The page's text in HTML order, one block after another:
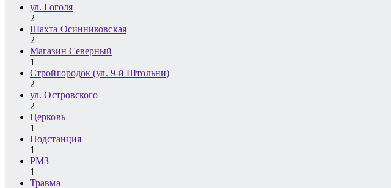
ул. Гоголя
2
Шахта Осинниковская
2
Магазин Северный
1
Стройгородок (ул. 9-й Штольни)
2
ул. Островского
2
Церковь
1
Подстанция
1
РМЗ
1
Травма